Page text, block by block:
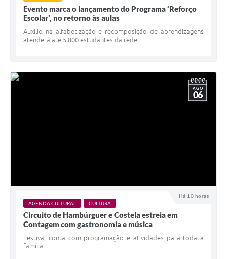
Evento marca o lançamento do Programa ‘Reforço
Escolar’, no retorno às aulas
Auxílio na alfabetização e recomposição de aprendizagens
atenderá até 5.800 estudantes da rede
Há 10 horas
AGO
06
AGENDA CULTURAL CULTURA
Circuito de Hambúrguer e Costela estreia em
Contagem com gastronomia e música
Festival conta com programação e atividades para toda a
família